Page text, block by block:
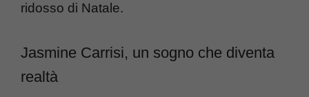
ridosso di Natale.
Jasmine Carrisi, un sogno che diventa
realtà